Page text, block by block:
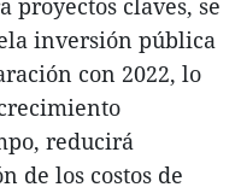
proyectos claves, se
inversión pública
con 2022, lo
reducirá
de los costos de